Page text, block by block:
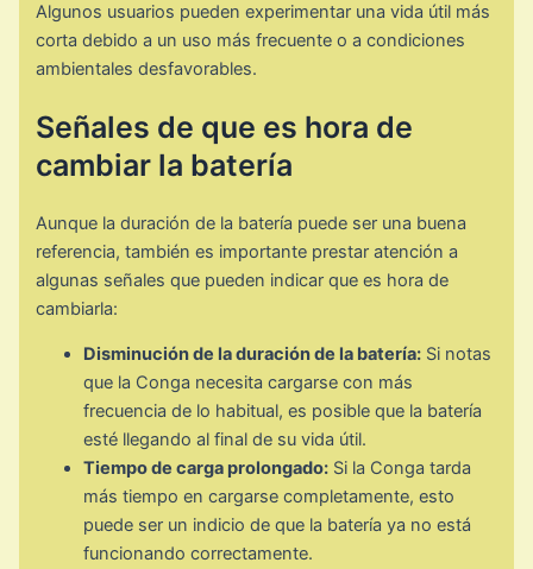
Algunos usuarios pueden experimentar una vida útil más
corta debido a un uso más frecuente o a condiciones
ambientales desfavorables.
Señales de que es hora de
cambiar la batería
Aunque la duración de la batería puede ser una buena
referencia, también es importante prestar atención a
algunas señales que pueden indicar que es hora de
cambiarla:
Disminución de la duración de la batería: Si notas
que la Conga necesita cargarse con más
frecuencia de lo habitual, es posible que la batería
esté llegando al final de su vida útil.
Tiempo de carga prolongado: Si la Conga tarda
más tiempo en cargarse completamente, esto
puede ser un indicio de que la batería ya no está
funcionando correctamente.